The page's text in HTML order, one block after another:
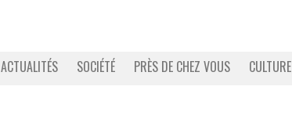
ACTUALITÉS SOCIÉTÉ PRÈS DE CHEZ VOUS CULTURE